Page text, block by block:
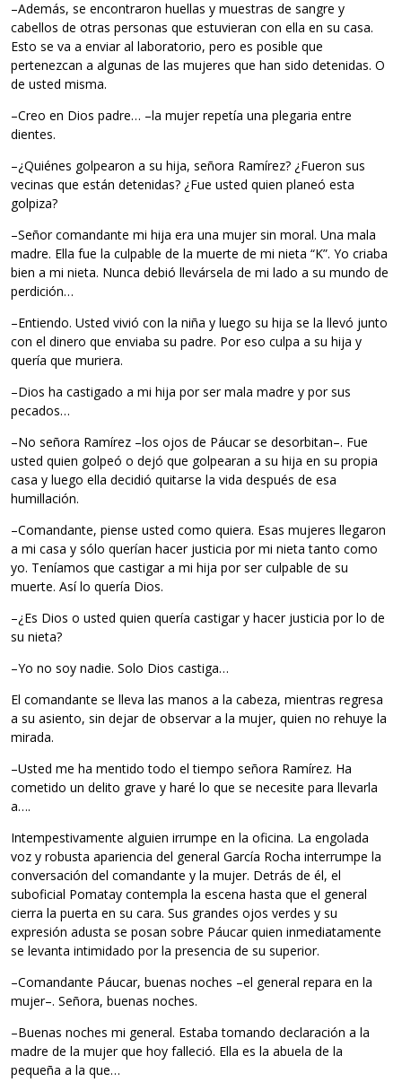
–Además, se encontraron huellas y muestras de sangre y
cabellos de otras personas que estuvieran con ella en su casa.
Esto se va a enviar al laboratorio, pero es posible que
pertenezcan a algunas de las mujeres que han sido detenidas. O
de usted misma.
–Creo en Dios padre… –la mujer repetía una plegaria entre
dientes.
–¿Quiénes golpearon a su hija, señora Ramírez? ¿Fueron sus
vecinas que están detenidas? ¿Fue usted quien planeó esta
golpiza?
–Señor comandante mi hija era una mujer sin moral. Una mala
madre. Ella fue la culpable de la muerte de mi nieta “K”. Yo criaba
bien a mi nieta. Nunca debió llevársela de mi lado a su mundo de
perdición…
–Entiendo. Usted vivió con la niña y luego su hija se la llevó junto
con el dinero que enviaba su padre. Por eso culpa a su hija y
quería que muriera.
–Dios ha castigado a mi hija por ser mala madre y por sus
pecados…
–No señora Ramírez –los ojos de Páucar se desorbitan–. Fue
usted quien golpeó o dejó que golpearan a su hija en su propia
casa y luego ella decidió quitarse la vida después de esa
humillación.
–Comandante, piense usted como quiera. Esas mujeres llegaron
a mi casa y sólo querían hacer justicia por mi nieta tanto como
yo. Teníamos que castigar a mi hija por ser culpable de su
muerte. Así lo quería Dios.
–¿Es Dios o usted quien quería castigar y hacer justicia por lo de
su nieta?
–Yo no soy nadie. Solo Dios castiga…
El comandante se lleva las manos a la cabeza, mientras regresa
a su asiento, sin dejar de observar a la mujer, quien no rehuye la
mirada.
–Usted me ha mentido todo el tiempo señora Ramírez. Ha
cometido un delito grave y haré lo que se necesite para llevarla
a….
Intempestivamente alguien irrumpe en la oficina. La engolada
voz y robusta apariencia del general García Rocha interrumpe la
conversación del comandante y la mujer. Detrás de él, el
suboficial Pomatay contempla la escena hasta que el general
cierra la puerta en su cara. Sus grandes ojos verdes y su
expresión adusta se posan sobre Páucar quien inmediatamente
se levanta intimidado por la presencia de su superior.
–Comandante Páucar, buenas noches –el general repara en la
mujer–. Señora, buenas noches.
–Buenas noches mi general. Estaba tomando declaración a la
madre de la mujer que hoy falleció. Ella es la abuela de la
pequeña a la que…